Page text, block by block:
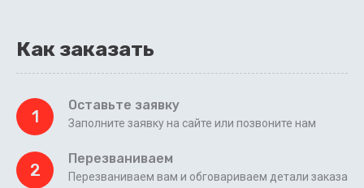
Как заказать
1
Оставьте заявку
Заполните заявку на сайте или позвоните нам
2
Перезваниваем
Перезваниваем вам и обговариваем детали заказа